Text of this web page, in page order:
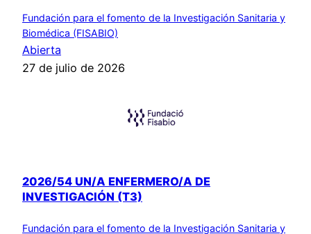
Fundación para el fomento de la Investigación Sanitaria y
Biomédica (FISABIO)
Abierta
27 de julio de 2026
2026/54 UN/A ENFERMERO/A DE
INVESTIGACIÓN (T3)
Fundación para el fomento de la Investigación Sanitaria y